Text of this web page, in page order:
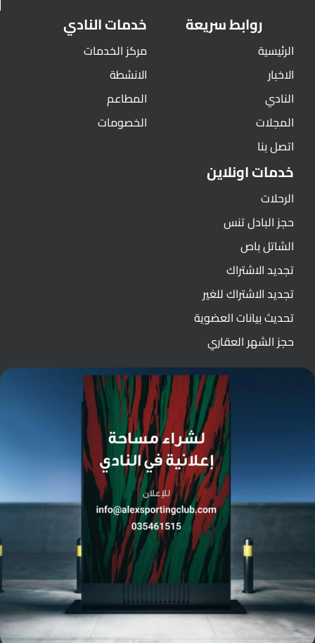
روابط سريعة
الرئيسية
الاخبار
النادي
المجلات
اتصل بنا
خدمات النادي
مركز الخدمات
الانشطة
المطاعم
الخصومات
خدمات اونلاين
الرحلات
حجز البادل تنس
الشاتل باص
تجديد الاشتراك
تجديد الاشتراك للغير
تحديث بيانات العضوية
حجز الشهر العقاري